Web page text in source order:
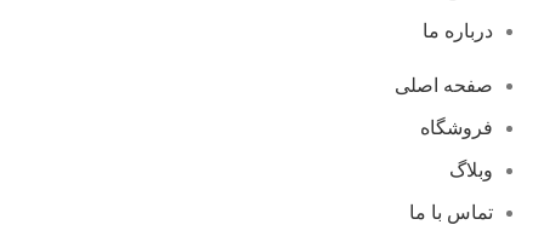
درباره ما
صفحه اصلی
فروشگاه
وبلاگ
تماس با ما